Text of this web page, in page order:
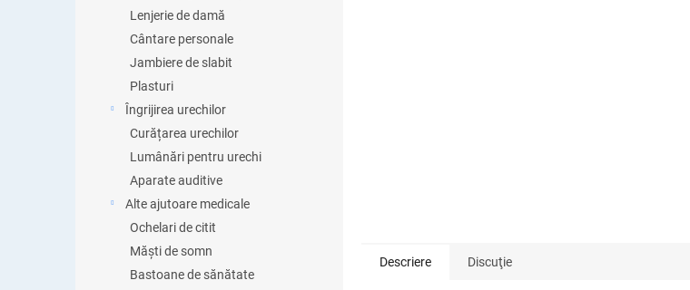
Lenjerie de damă
Cântare personale
Jambiere de slabit
Plasturi
Îngrijirea urechilor
Curățarea urechilor
Lumânări pentru urechi
Aparate auditive
Alte ajutoare medicale
Ochelari de citit
Măști de somn
Bastoane de sănătate
Descriere Discuţie